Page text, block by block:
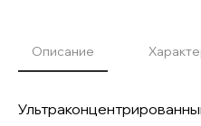
Описание